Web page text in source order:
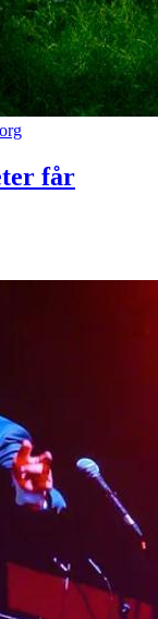
får